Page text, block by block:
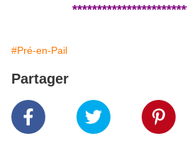
#Pré-en-Pail
Partager